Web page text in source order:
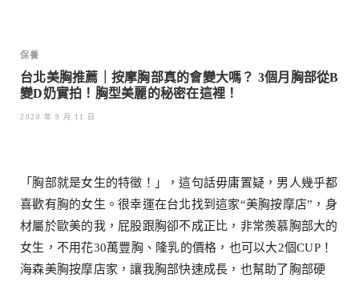
保養
台北美胸推薦｜按摩胸部真的會變大嗎？ 3個月胸部從B
變D奶實拍！胸型美麗的秘密在這裡！
2020 年 9 月 11 日
「胸部就是女生的特徵！」，這句話毋庸置疑，男人幾乎都
喜歡有胸的女生。很幸運在台北找到這家“美胸按摩店”，身
材屬於歐美的我，屁股跟胸卻不成正比，非常羨慕胸部大的
女生，不用花30萬豐胸、隆乳的價格，也可以大2個CUP！
海森美胸按摩店家，讓我胸部快速成長，也幫助了胸部硬